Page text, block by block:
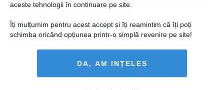
aceste tehnologii în continuare pe site.
Îți mulțumim pentru acest accept și îți reamintim că îți poți
schimba oricând opțiunea printr-o simplă revenire pe site!
DA, AM INȚELES
Politica de confidențialitate și
© 2026 Ringier Romania. Toate